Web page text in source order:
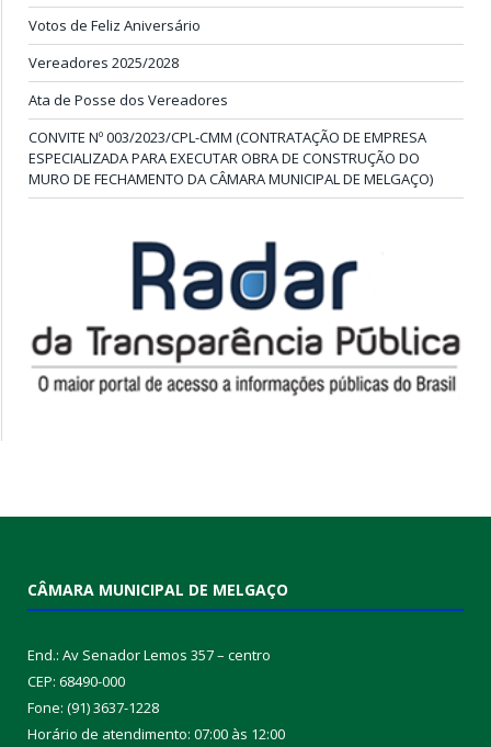
Votos de Feliz Aniversário
Vereadores 2025/2028
Ata de Posse dos Vereadores
CONVITE Nº 003/2023/CPL-CMM (CONTRATAÇÃO DE EMPRESA
ESPECIALIZADA PARA EXECUTAR OBRA DE CONSTRUÇÃO DO
MURO DE FECHAMENTO DA CÂMARA MUNICIPAL DE MELGAÇO)
CÂMARA MUNICIPAL DE MELGAÇO
End.: Av Senador Lemos 357 – centro
CEP: 68490-000
Fone: (91) 3637-1228
Horário de atendimento: 07:00 às 12:00